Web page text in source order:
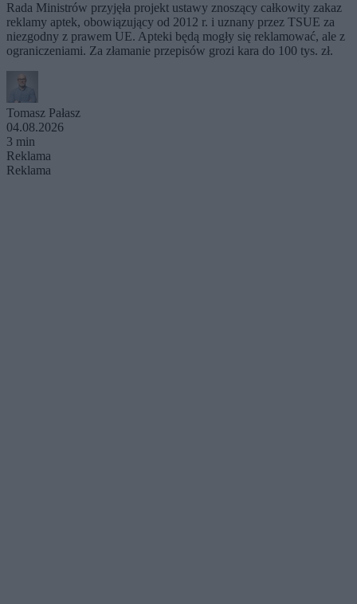
Rada Ministrów przyjęła projekt ustawy znoszący całkowity zakaz
reklamy aptek, obowiązujący od 2012 r. i uznany przez TSUE za
niezgodny z prawem UE. Apteki będą mogły się reklamować, ale z
ograniczeniami. Za złamanie przepisów grozi kara do 100 tys. zł.
Tomasz Pałasz
04.08.2026
3 min
Reklama
Reklama